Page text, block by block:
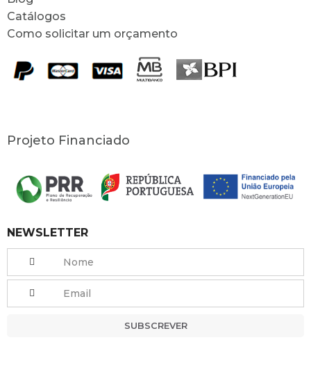
Catálogos
Como solicitar um orçamento
Projeto Financiado
NEWSLETTER
SUBSCREVER